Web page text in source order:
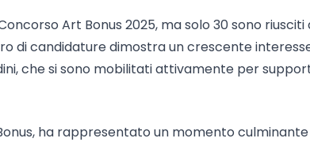
Art Bonus 2025, ma solo 30 sono riusciti
di candidature dimostra un crescente
che si sono mobilitati attivamente per
ha rappresentato un momento